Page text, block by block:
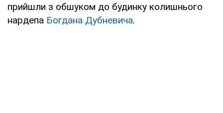
прийшли з обшуком до будинку колишнього
нардепа Богдана Дубневича.